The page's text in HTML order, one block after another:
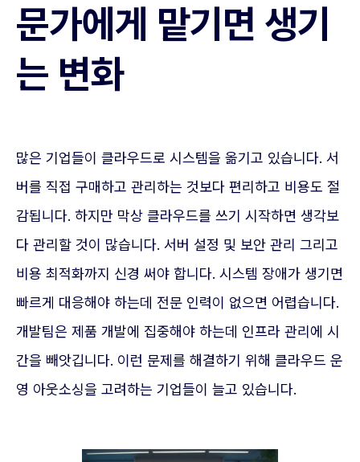
문가에게 맡기면 생기
는 변화
많은 기업들이 클라우드로 시스템을 옮기고 있습니다. 서
버를 직접 구매하고 관리하는 것보다 편리하고 비용도 절
감됩니다. 하지만 막상 클라우드를 쓰기 시작하면 생각보
다 관리할 것이 많습니다. 서버 설정 및 보안 관리 그리고
비용 최적화까지 신경 써야 합니다. 시스템 장애가 생기면
빠르게 대응해야 하는데 전문 인력이 없으면 어렵습니다.
개발팀은 제품 개발에 집중해야 하는데 인프라 관리에 시
간을 빼앗깁니다. 이런 문제를 해결하기 위해 클라우드 운
영 아웃소싱을 고려하는 기업들이 늘고 있습니다.